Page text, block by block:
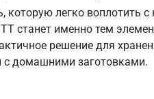
которую легко
станет именно тем
решение для
с домашними заготовками.